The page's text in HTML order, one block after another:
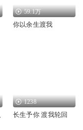
59.1万
你以余生渡我
1238
长生予你 渡我轮回